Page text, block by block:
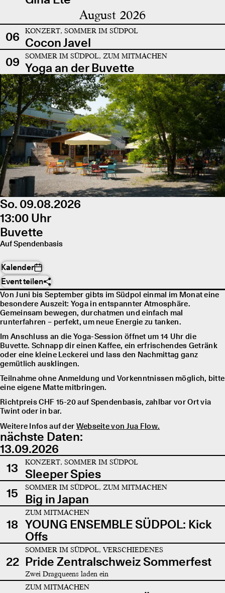
August 2026
06 KONZERT, SOMMER IM SÜDPOL
Cocon Javel
09
SOMMER IM SÜDPOL, ZUM MITMACHEN
Yoga an der Buvette
So. 09.08.2026
13:00 Uhr
Buvette
Auf Spendenbasis
Kalender
Event teilen
Von Juni bis September gibts im Südpol einmal im Monat eine
besondere Auszeit: Yoga in entspannter Atmosphäre.
Gemeinsam bewegen, durchatmen und einfach mal
runterfahren – perfekt, um neue Energie zu tanken.
Im Anschluss an die Yoga-Session öffnet um 14 Uhr die
Buvette. Schnapp dir einen Kaffee, ein erfrischendes Getränk
oder eine kleine Leckerei und lass den Nachmittag ganz
gemütlich ausklingen.
Teilnahme ohne Anmeldung und Vorkenntnissen möglich, bitte
eine eigene Matte mitbringen.
Richtpreis CHF 15-20 auf Spendenbasis, zahlbar vor Ort via
Twint oder in bar.
Weitere Infos auf der Webseite von Jua Flow.
nächste Daten:
13.09.2026
13
KONZERT, SOMMER IM SÜDPOL
Sleeper Spies
15
SOMMER IM SÜDPOL, ZUM MITMACHEN
Big in Japan
18
ZUM MITMACHEN
YOUNG ENSEMBLE SÜDPOL: Kick
Offs
22
SOMMER IM SÜDPOL, VERSCHIEDENES
Pride Zentralschweiz Sommerfest
Zwei Dragqueens laden ein
ZUM MITMACHEN